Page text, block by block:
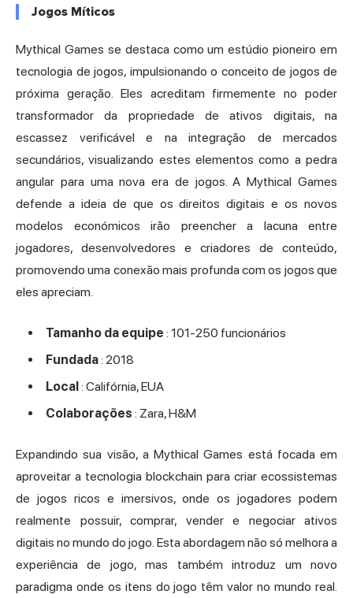
Jogos Míticos
Mythical Games se destaca como um estúdio pioneiro em
tecnologia de jogos, impulsionando o conceito de jogos de
próxima geração. Eles acreditam firmemente no poder
transformador da propriedade de ativos digitais, na
escassez verificável e na integração de mercados
secundários, visualizando estes elementos como a pedra
angular para uma nova era de jogos. A Mythical Games
defende a ideia de que os direitos digitais e os novos
modelos económicos irão preencher a lacuna entre
jogadores, desenvolvedores e criadores de conteúdo,
promovendo uma conexão mais profunda com os jogos que
eles apreciam.
Tamanho da equipe : 101-250 funcionários
Fundada: 2018
Local: Califórnia, EUA
Colaborações : Zara, H&M
Expandindo sua visão, a Mythical Games está focada em
aproveitar a tecnologia blockchain para criar ecossistemas
de jogos ricos e imersivos, onde os jogadores podem
realmente possuir, comprar, vender e negociar ativos
digitais no mundo do jogo. Esta abordagem não só melhora a
experiência de jogo, mas também introduz um novo
paradigma onde os itens do jogo têm valor no mundo real.